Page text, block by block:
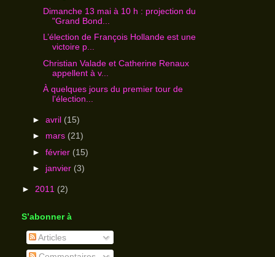
Dimanche 13 mai à 10 h : projection du
"Grand Bond...
L’élection de François Hollande est une
victoire p...
Christian Valade et Catherine Renaux
appellent à v...
À quelques jours du premier tour de
l’élection...
► avril (15)
► mars (21)
► février (15)
► janvier (3)
► 2011 (2)
S’abonner à
Articles